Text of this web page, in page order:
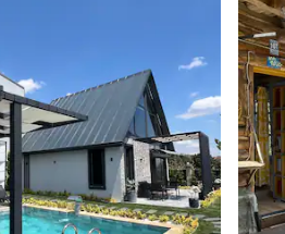
5 de 5, 12 reseñas